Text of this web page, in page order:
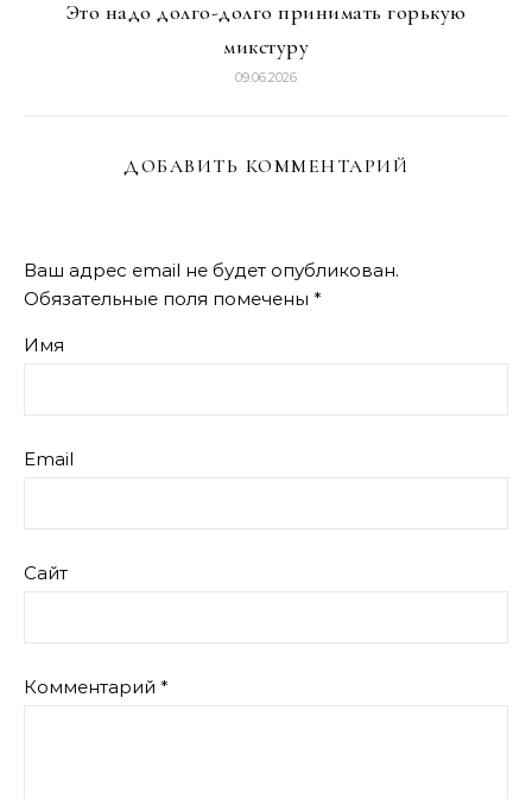
Это надо долго-долго принимать горькую
микстуру
09.06.2026
ДОБАВИТЬ КОММЕНТАРИЙ
Ваш адрес email не будет опубликован.
Обязательные поля помечены *
Имя
Email
Сайт
Комментарий *